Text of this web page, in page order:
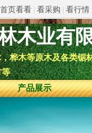
页看看 | 看采购 | 看行情
木业有
桦木等原木及各类
等
产品展示